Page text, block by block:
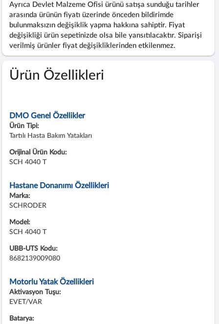
Ayrıca Devlet Malzeme Ofisi ürünü satışa sunduğu tarihler
arasında ürünün fiyatı üzerinde önceden bildirimde
bulunmaksızın değişiklik yapma hakkına sahiptir. Fiyat
değişikliği ürün sepetinizde olsa bile yansıtılacaktır. Siparişi
verilmiş ürünler fiyat değişikliklerinden etkilenmez.
Ürün Özellikleri
DMO Genel Özellikler
Ürün Tipi:
Tartılı Hasta Bakım Yatakları
Orijinal Ürün Kodu:
SCH 4040 T
Hastane Donanımı Özellikleri
Marka:
SCHRODER
Model:
SCH 4040 T
UBB-UTS Kodu:
8682139009080
Motorlu Yatak Özellikleri
Aktivasyon Tuşu:
EVET/VAR
Batarya: